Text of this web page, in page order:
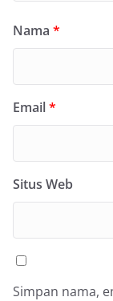
Nama *
Email*
Situs Web
Simpan nama,